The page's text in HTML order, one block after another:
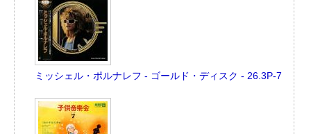
ミッシェル・ポルナレフ - ゴールド・ディスク - 26.3P-7